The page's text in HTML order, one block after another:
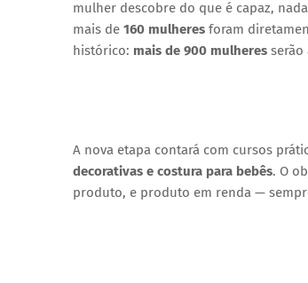
mulher descobre do que é capaz,
mais de 160 mulheres foram
histórico: mais de 900 mulheres serão
A nova etapa contará com cursos
decorativas e costura para bebês. O
produto, e produto em renda —